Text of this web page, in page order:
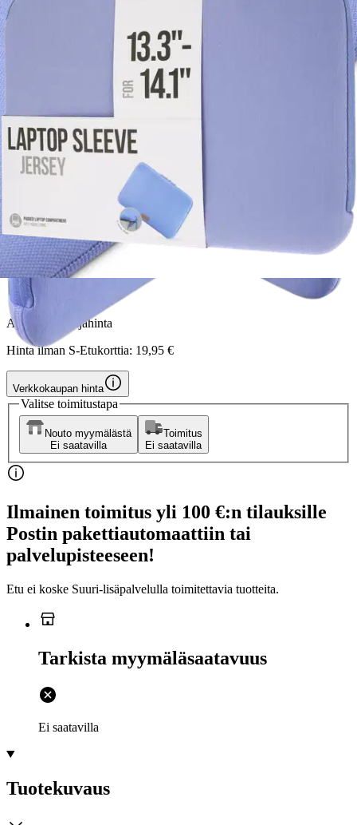
Hama
Hama Tietokonesuoja, Jersey,
13.3" - 14.1", lilac
16,96 €
Asiakasomistajahinta
Hinta ilman S-Etukorttia: 19,95 €
Verkkokaupan hinta
Valitse toimitustapa
Nouto myymälästä
Ei saatavilla
Toimitus
Ei saatavilla
Ilmainen toimitus yli 100 €:n tilauksille
Postin pakettiautomaattiin tai
palvelupisteeseen!
Etu ei koske Suuri‑lisäpalvelulla toimitettavia tuotteita.
Tarkista myymäläsaatavuus
Ei saatavilla
Tuotekuvaus